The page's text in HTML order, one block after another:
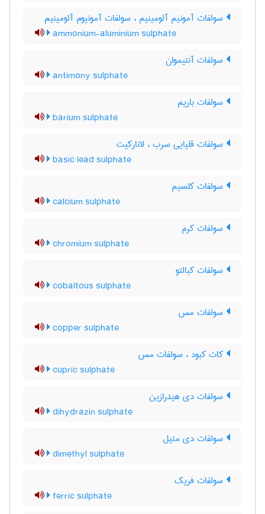
سولفات آمونیم آلومینیم ، سولفات آمونیوم آلومینیم
ammonium-aluminium sulphate
سولفات آنتیموان
antimony sulphate
سولفات باریم
barium sulphate
سولفات قلیایی سرب ، لانارکیت
basic lead sulphate
سولفات کلسیم
calcium sulphate
سولفات کرم
chromium sulphate
سولفات کبالتو
cobaltous sulphate
سولفات مس
copper sulphate
کات کبود ، سولفات مس
cupric sulphate
سولفات دی هیدرازین
dihydrazin sulphate
سولفات دی متیل
dimethyl sulphate
سولفات فریک
ferric sulphate